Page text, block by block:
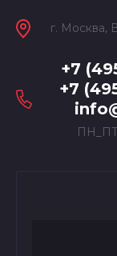
+7
+7
г. Москва,